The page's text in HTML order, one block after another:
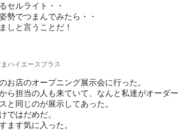
セルライト・・
勢でつまんでみたら・・
しと言うことだ！
まハイエースプラス
お店のオープニング展示会に行った。
ら担当の人も来ていて、なんと私達がオーダ
と同じのが展示してあった。
ではだめだ。
ます気に入った。